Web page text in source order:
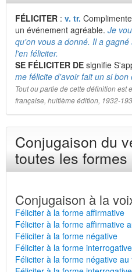
FÉLICITER : v. tr.
un événement agréable. Je
qu'on vous a donné. Il a
l'en féliciter.
SE FÉLICITER DE signifie
me félicite d'avoir fait un si bon
Tout ou partie de cette définition
française, huitième édition, 1932-
Conjugaison du
toutes les formes
Conjugaison à la
Féliciter à la forme affirmative
Féliciter à la forme affirmative
Féliciter à la forme négative
Féliciter à la forme interrogative
Féliciter à la forme négative au